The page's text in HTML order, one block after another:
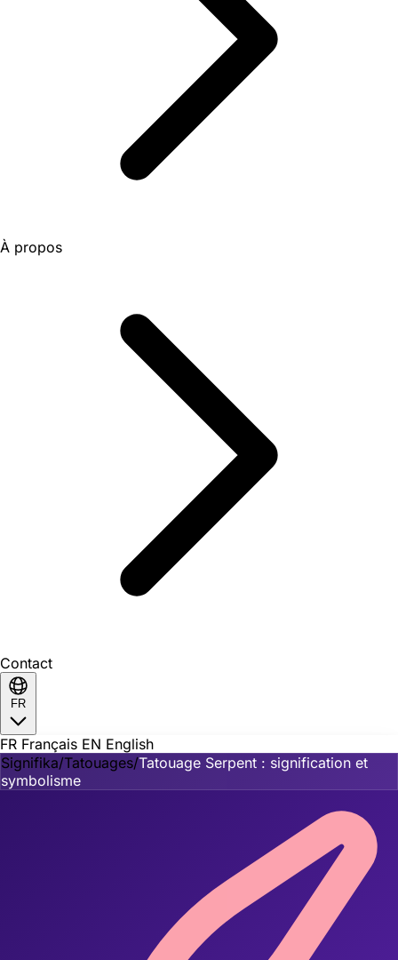
À propos
Contact
FR
FR Français EN English
Signifika/Tatouages/Tatouage Serpent : signification et
symbolisme